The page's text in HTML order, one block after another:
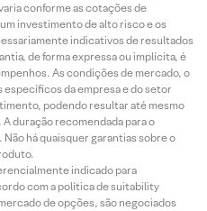
conforme as cotações de
investimento de alto risco e os
indicativos de resultados
de forma expressa ou implícita, é
As condições de mercado, o
da empresa e do setor
podendo resultar até mesmo
duração recomendada para o
há quaisquer garantias sobre o
indicado para
com a política de suitability
de opções, são negociados